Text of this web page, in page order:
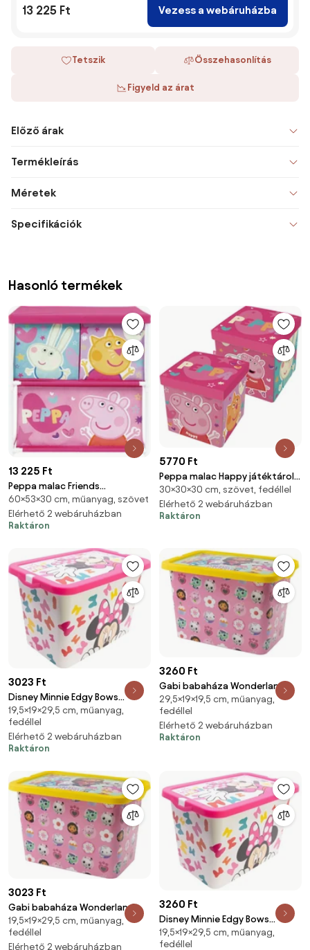
13 225 Ft Vezess a webáruházba
Tetszik Összehasonlítás
Figyeld az árat
Előző árak
Termékleírás
Méretek
Specifikációk
Hasonló termékek
13 225 Ft
Peppa malac Friends
játéktároló állvány 3 rekeszes
53x30x60 cm
60×53×30 cm, műanyag, szövet
Elérhető 2 webáruházban
Raktáron
5770 Ft
Peppa malac Happy játéktároló
30×30×30 cm
30×30×30 cm, szövet, fedéllel
Elérhető 2 webáruházban
Raktáron
3023 Ft
Disney Minnie Edgy Bows
műanyag tároló doboz 7 L
19,5×19×29,5 cm, műanyag,
fedéllel
Elérhető 2 webáruházban
Raktáron
3260 Ft
Gabi babaháza Wonderland
műanyag tároló doboz 7 L
29,5×19×19,5 cm, műanyag,
fedéllel
Elérhető 2 webáruházban
Raktáron
3023 Ft
Gabi babaháza Wonderland
műanyag tároló doboz 7 L
19,5×19×29,5 cm, műanyag,
fedéllel
Elérhető 2 webáruházban
3260 Ft
Disney Minnie Edgy Bows
műanyag tároló doboz 7 L
19,5×19×29,5 cm, műanyag,
fedéllel